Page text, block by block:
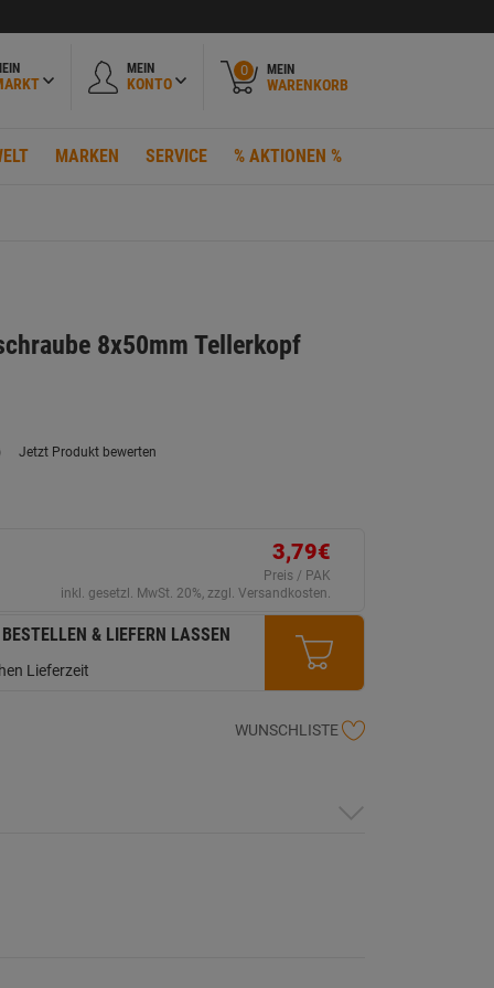
MEIN
KONTO
0 MEIN
WARENKORB
MARKEN SERVICE % AKTIONEN %
8x50mm Tellerkopf
Jetzt Produkt bewerten
3,79€
Preis / PAK
inkl. gesetzl. MwSt. 20%, zzgl. Versandkosten.
& LIEFERN LASSEN
Lieferzeit
WUNSCHLISTE